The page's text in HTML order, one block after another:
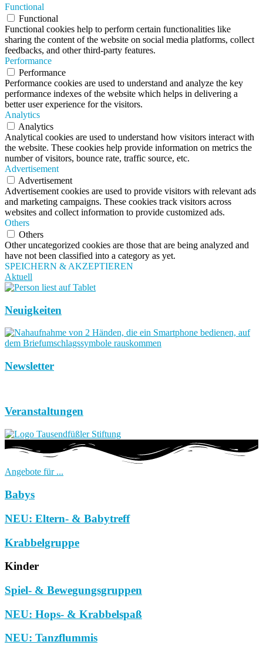
Functional
Functional
Functional cookies help to perform certain functionalities like
sharing the content of the website on social media platforms, collect
feedbacks, and other third-party features.
Performance
Performance
Performance cookies are used to understand and analyze the key
performance indexes of the website which helps in delivering a
better user experience for the visitors.
Analytics
Analytics
Analytical cookies are used to understand how visitors interact with
the website. These cookies help provide information on metrics the
number of visitors, bounce rate, traffic source, etc.
Advertisement
Advertisement
Advertisement cookies are used to provide visitors with relevant ads
and marketing campaigns. These cookies track visitors across
websites and collect information to provide customized ads.
Others
Others
Other uncategorized cookies are those that are being analyzed and
have not been classified into a category as yet.
SPEICHERN & AKZEPTIEREN
Aktuell
Neuigkeiten
Newsletter
Veranstaltungen
Angebote für ...
Babys
NEU: Eltern- & Babytreff
Krabbelgruppe
Kinder
Spiel- & Bewegungsgruppen
NEU: Hops- & Krabbelspaß
NEU: Tanzflummis